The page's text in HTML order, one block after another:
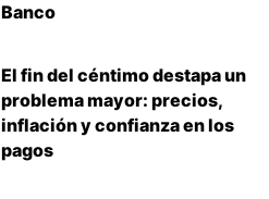
Banco
El fin del céntimo destapa un
problema mayor: precios,
inflación y confianza en los
pagos